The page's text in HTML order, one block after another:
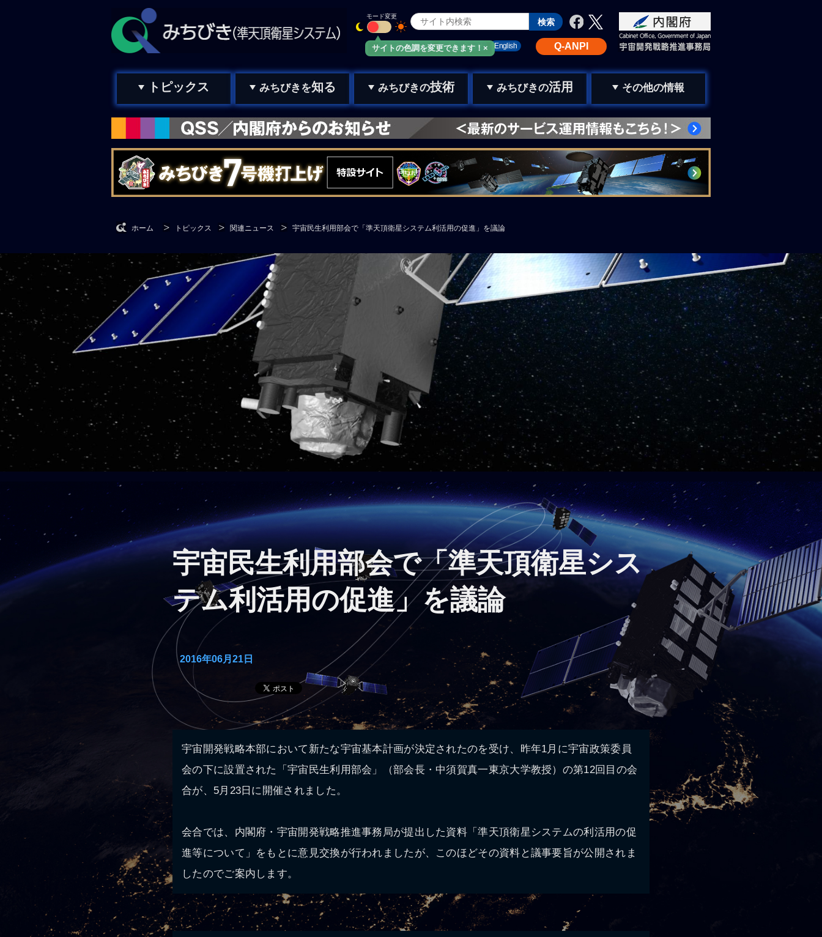
サイトの色調を変更できます！×
モード変更
Q-ANPI
English
お問い合わせ
みちびきメール
トピックス みちびきを知る みちびきの技術 みちびきの活用 その他の情報
ホーム トピックス 関連ニュース 宇宙民生利用部会で「準天頂衛星システム利活用の促進」を議論
宇宙民生利用部会で「準天頂衛星シス
テム利活用の促進」を議論
2016年06月21日
宇宙開発戦略本部において新たな宇宙基本計画が決定されたのを受け、昨年1月に宇宙政策委員
会の下に設置された「宇宙民生利用部会」（部会長・中須賀真一東京大学教授）の第12回目の会
合が、5月23日に開催されました。
会合では、内閣府・宇宙開発戦略推進事務局が提出した資料「準天頂衛星システムの利活用の促
進等について」をもとに意見交換が行われましたが、このほどその資料と議事要旨が公開されま
したのでご案内します。